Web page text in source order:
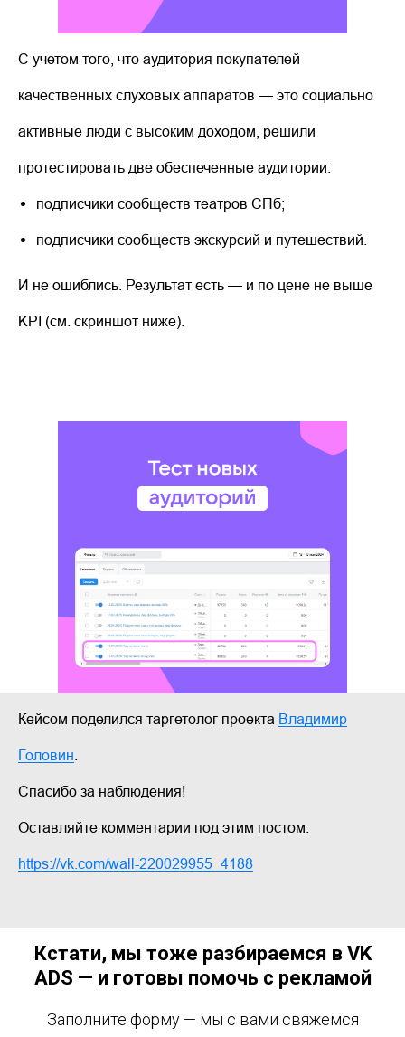
С учетом того, что аудитория покупателей
качественных слуховых аппаратов — это социально
активные люди с высоким доходом, решили
протестировать две обеспеченные аудитории:
подписчики сообществ театров СПб;
подписчики сообществ экскурсий и путешествий.
И не ошиблись. Результат есть — и по цене не выше
KPI (см. скриншот ниже).
Кейсом поделился таргетолог проекта Владимир
Головин
Спасибо за наблюдения!
Оставляйте комментарии под этим постом:
https://vk.com/wall-220029955_4188
Кстати, мы тоже разбираемся в VK
ADS — и готовы помочь с рекламой
Заполните форму — мы с вами свяжемся